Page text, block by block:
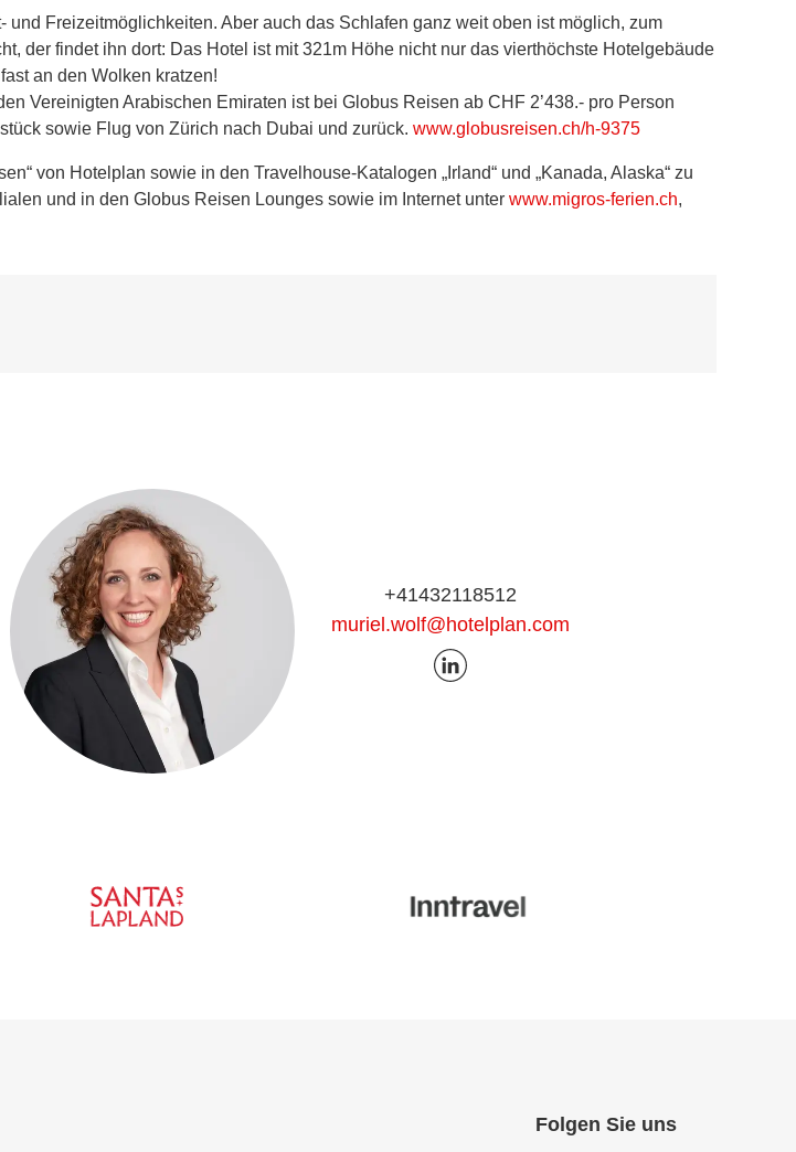
Freizeitmöglichkeiten. Aber auch das Schlafen ganz weit oben ist möglich, zum
der findet ihn dort: Das Hotel ist mit 321m Höhe nicht nur das vierthöchste Hotelgebäude
an den Wolken kratzen!
Vereinigten Arabischen Emiraten ist bei Globus Reisen ab CHF 2’438.- pro Person
sowie Flug von Zürich nach Dubai und zurück. www.globusreisen.ch/h-9375
von Hotelplan sowie in den Travelhouse-Katalogen „Irland“ und „Kanada, Alaska“ zu
und in den Globus Reisen Lounges sowie im Internet unter www.migros-ferien.ch,
+41432118512
muriel.wolf@hotelplan.com
Folgen Sie uns